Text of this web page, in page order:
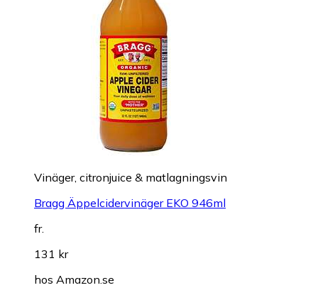
Vinäger, citronjuice & matlagningsvin
Bragg Äppelcidervinäger EKO 946ml
fr.
131 kr
hos Amazon.se